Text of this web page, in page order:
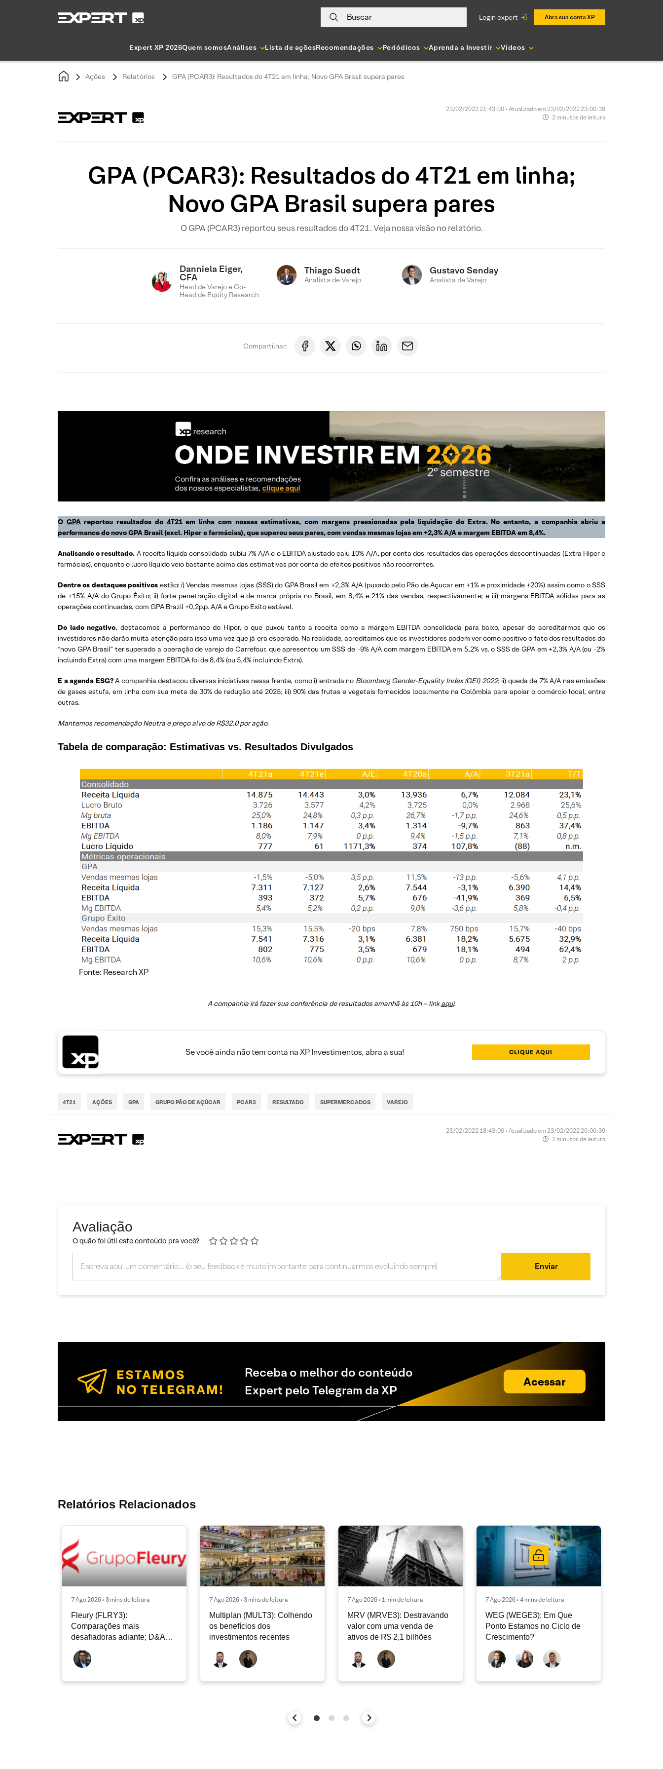
Buscar login expert Abra sua conta XP
Expert XP 2026Quem somosAnálises Lista de açõesRecomendações Periódicos Aprenda a Investir Vídeos
Ações Relatórios GPA (PCAR3): Resultados do 4T21 em linha; Novo GPA Brasil supera pares
23/02/2022 21:43:00 • Atualizado em 23/02/2022 23:00:39
2 minutos de leitura
GPA (PCAR3): Resultados do 4T21 em linha;
Novo GPA Brasil supera pares
O GPA (PCAR3) reportou seus resultados do 4T21. Veja nossa visão no relatório.
Danniela Eiger,
CFA
Head de Varejo e Co-
Head de Equity Research
Thiago Suedt
Analista de Varejo
Gustavo Senday
Analista de Varejo
Compartilhar:
O GPAreportou resultados do 4T21em linha com nossas estimativas, com margens pressionadas pela liquidação do Extra. No entanto, a companhia abriu a
performance do novo GPA Brasil (excl. Hiper e farmácias), que superou seus pares, com vendas mesmas lojas em +2,3% A/A e margem EBITDA em 8,4%.
Analisando o resultado. A receita líquida consolidada subiu 7% A/A e o EBITDA ajustado caiu 10% A/A, por conta dos resultados das operações descontinuadas (Extra Hiper e
farmácias), enquanto o lucro líquido veio bastante acima das estimativas por conta de efeitos positivos não recorrentes.
Dentre os destaques positivos estão: i) Vendas mesmas lojas (SSS) do GPA Brasil em +2,3% A/A (puxado pelo Pão de Açucar em +1% e proximidade +20%) assim como o SSS
de +15% A/A do Grupo Éxito; ii) forte penetração digital e de marca própria no Brasil, em 8,4% e 21% das vendas, respectivamente; e iii) margens EBITDA sólidas para as
operações continuadas, com GPA Brazil +0,2p.p. A/A e Grupo Exito estável.
Do lado negativo, destacamos a performance do Hiper, o que puxou tanto a receita como a margem EBITDA consolidada para baixo, apesar de acreditarmos que os
investidores não darão muita atenção para isso uma vez que já era esperado. Na realidade, acreditamos que os investidores podem ver como positivo o fato dos resultados do
“novo GPA Brasil” ter superado a operação de varejo do Carrefour, que apresentou um SSS de -9% A/A com margem EBITDA em 5,2% vs. o SSS de GPA em +2,3% A/A (ou -2%
incluindo Extra) com uma margem EBITDA foi de 8,4% (ou 5,4% incluindo Extra).
E a agenda ESG?A companhia destacou diversas iniciativas nessa frente, como i) entrada no Bloomberg Gender-Equality Index (GEI) 2022; ii) queda de 7% A/A nas emissões
de gases estufa, em linha com sua meta de 30% de redução até 2025; iii) 90% das frutas e vegetais fornecidos localmente na Colômbia para apoiar o comércio local, entre
outras.
Mantemos recomendação Neutra e preço alvo de R$32,0 por ação.
Tabela de comparação: Estimativas vs. Resultados Divulgados
Fonte: Research XP
A companhia irá fazer sua conferência de resultados amanhã às 10h – linkaqui.
Se você ainda não tem conta na XP Investimentos, abra a sua! CLIQUE AQUI
4T21 AÇÕES GPA GRUPO PÃO DE AÇÚCAR PCAR3 RESULTADO SUPERMERCADOS VAREJO
23/02/2022 18:43:00 • Atualizado em 23/02/2022 20:00:39
2 minutos de leitura
Avaliação
O quão foi útil este conteúdo pra você?
Enviar
Receba o melhor do conteúdo
Expert pelo Telegram da XP
Acessar
Relatórios Relacionados
7 Ago 2026 • 3 mins de leitura
Fleury (FLRY3):
Comparações mais
desafiadoras adiante; D&A
deve permanecer nos níveis
atuais
7 Ago 2026 • 3 mins de leitura
Multiplan (MULT3): Colhendo
os benefícios dos
investimentos recentes
7 Ago 2026 • 1 min de leitura
MRV (MRVE3): Destravando
valor com uma venda de
ativos de R$ 2,1 bilhões
7 Ago 2026 • 4 mins de leitura
WEG (WEGE3): Em Que
Ponto Estamos no Ciclo de
Crescimento?